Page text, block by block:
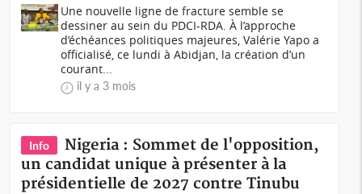
Une nouvelle ligne de fracture semble se
dessiner au sein du PDCI-RDA. À l’approche
d’échéances politiques majeures, Valérie Yapo a
officialisé, ce lundi à Abidjan, la création d’un
courant...
il y a 3 mois
Info
Nigeria : Sommet de l'opposition,
un candidat unique à présenter à la
présidentielle de 2027 contre Tinubu